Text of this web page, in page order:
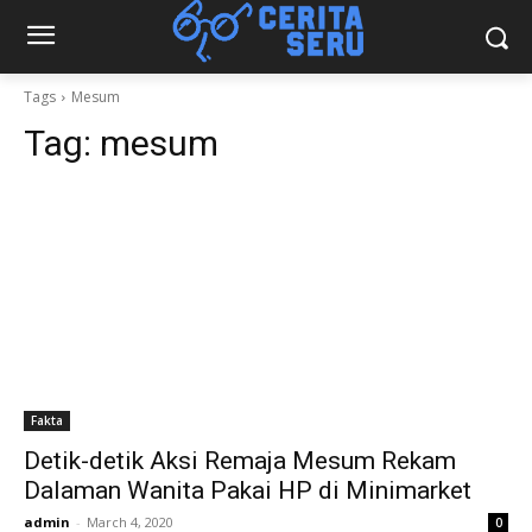
Tags Mesum
Tag: mesum
Fakta
Detik-detik Aksi Remaja Mesum Rekam
Dalaman Wanita Pakai HP di Minimarket
admin - March 4, 2020 0